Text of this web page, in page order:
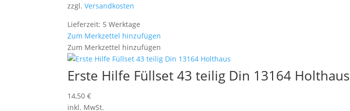
zzgl.Versandkosten
Lieferzeit: 5 Werktage
Zum Merkzettel hinzufügen
Zum Merkzettel hinzufügen
Erste Hilfe Füllset 43 teilig Din 13164 Holthaus
14,50€
inkl. MwSt.